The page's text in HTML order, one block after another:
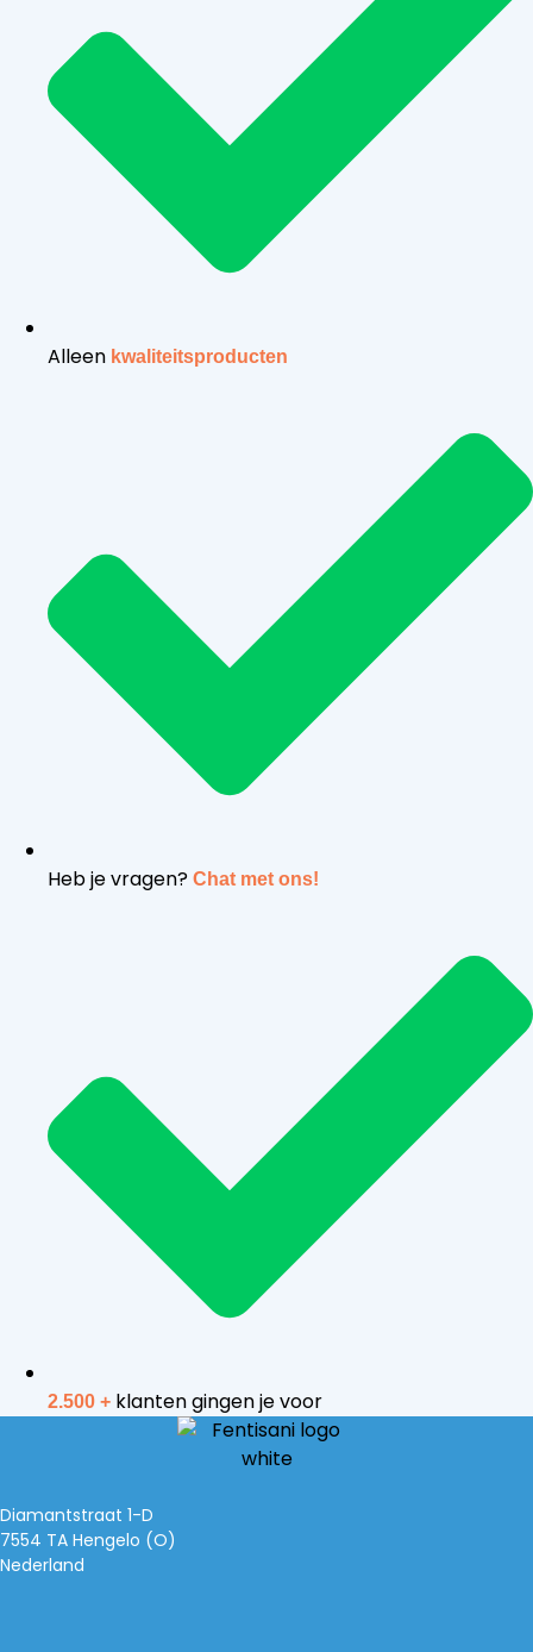
Alleen kwaliteitsproducten
Heb je vragen? Chat met ons!
2.500 + klanten gingen je voor
Diamantstraat 1-D
7554 TA Hengelo (O)
Nederland